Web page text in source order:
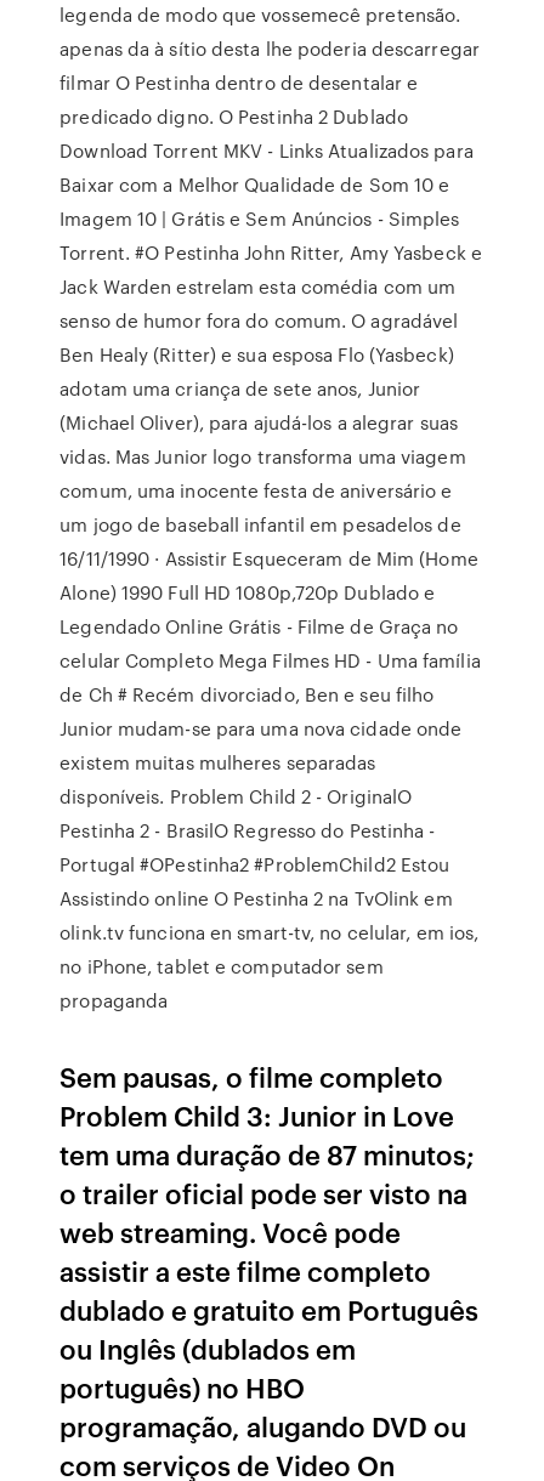
legenda de modo que vossemecê pretensão.
apenas da à sítio desta lhe poderia descarregar
filmar O Pestinha dentro de desentalar e
predicado digno. O Pestinha 2 Dublado
Download Torrent MKV - Links Atualizados para
Baixar com a Melhor Qualidade de Som 10 e
Imagem 10 | Grátis e Sem Anúncios - Simples
Torrent. #O Pestinha John Ritter, Amy Yasbeck e
Jack Warden estrelam esta comédia com um
senso de humor fora do comum. O agradável
Ben Healy (Ritter) e sua esposa Flo (Yasbeck)
adotam uma criança de sete anos, Junior
(Michael Oliver), para ajudá-los a alegrar suas
vidas. Mas Junior logo transforma uma viagem
comum, uma inocente festa de aniversário e
um jogo de baseball infantil em pesadelos de
16/11/1990 · Assistir Esqueceram de Mim (Home
Alone) 1990 Full HD 1080p,720p Dublado e
Legendado Online Grátis - Filme de Graça no
celular Completo Mega Filmes HD - Uma família
de Ch # Recém divorciado, Ben e seu filho
Junior mudam-se para uma nova cidade onde
existem muitas mulheres separadas
disponíveis. Problem Child 2 - OriginalO
Pestinha 2 - BrasilO Regresso do Pestinha -
Portugal #OPestinha2 #ProblemChild2 Estou
Assistindo online O Pestinha 2 na TvOlink em
olink.tv funciona en smart-tv, no celular, em ios,
no iPhone, tablet e computador sem
propaganda
Sem pausas, o filme completo
Problem Child 3: Junior in Love
tem uma duração de 87 minutos;
o trailer oficial pode ser visto na
web streaming. Você pode
assistir a este filme completo
dublado e gratuito em Português
ou Inglês (dublados em
português) no HBO
programação, alugando DVD ou
com serviços de Video On